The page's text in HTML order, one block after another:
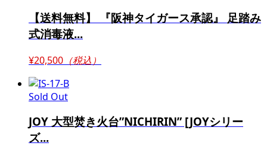
【送料無料】 『阪神タイガース承認』 足踏み
式消毒液...
¥20,500 （税込）
Sold Out
JOY 大型焚き火台”NICHIRIN” [JOYシリー
ズ...